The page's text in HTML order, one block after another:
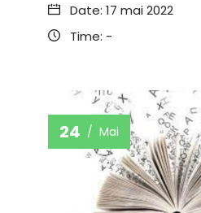
Date: 17 mai 2022
Time: -
24 Mai